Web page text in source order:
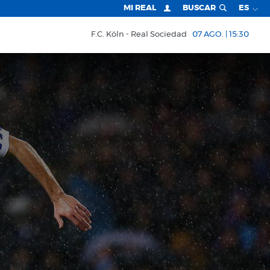
MI REAL BUSCAR ES
F.C. Köln Real Sociedad 07 AGO. | 15:30